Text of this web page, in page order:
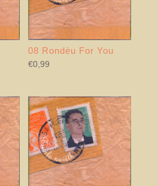
08 Rondèu For You
€0,99